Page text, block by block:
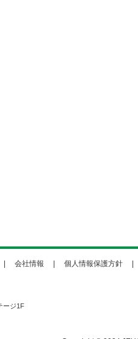
会社情報 個人情報保護方針
ージ1F